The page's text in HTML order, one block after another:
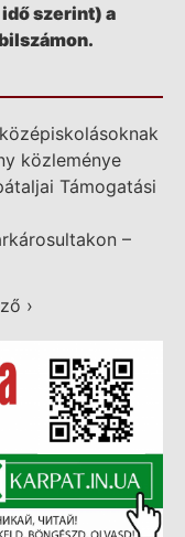
szerint) a
közleménye
Támogatási
–
›